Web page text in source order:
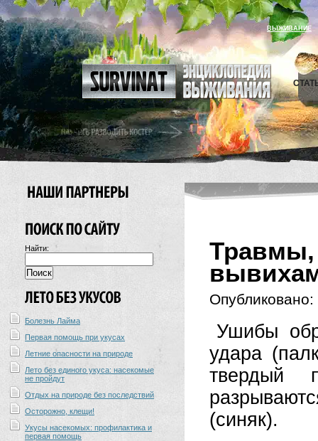
ВЫЖИВАНИЕ
Найти:
Болезнь Лайма
Первая помощь при укусах
Летние опасности на природе
Лето без единого укуса: насекомые
не пройдут
Отдых на природе без последствий
Осторожно, клещи!
Укусы насекомых: профилактика и
первая помощь
Опубликовано:
Ушибы
удара
твердый
(синяк).